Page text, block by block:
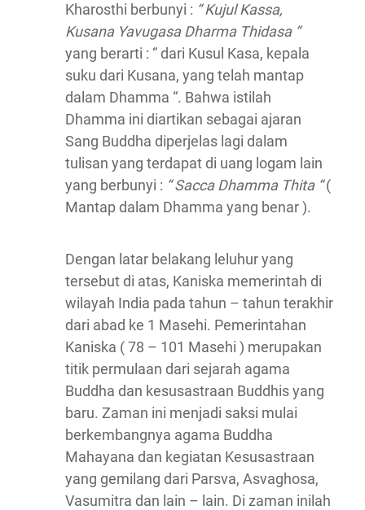
Kharosthi berbunyi : “ Kujul Kassa,
Kusana Yavugasa Dharma Thidasa “
yang berarti : “ dari Kusul Kasa, kepala
suku dari Kusana, yang telah mantap
dalam Dhamma “. Bahwa istilah
Dhamma ini diartikan sebagai ajaran
Sang Buddha diperjelas lagi dalam
tulisan yang terdapat di uang logam lain
yang berbunyi : “ Sacca Dhamma Thita “(
Mantap dalam Dhamma yang benar ).
Dengan latar belakang leluhur yang
tersebut di atas, Kaniska memerintah di
wilayah India pada tahun – tahun terakhir
dari abad ke 1 Masehi. Pemerintahan
Kaniska ( 78 – 101 Masehi ) merupakan
titik permulaan dari sejarah agama
Buddha dan kesusastraan Buddhis yang
baru. Zaman ini menjadi saksi mulai
berkembangnya agama Buddha
Mahayana dan kegiatan Kesusastraan
yang gemilang dari Parsva, Asvaghosa,
Vasumitra dan lain – lain. Di zaman inilah